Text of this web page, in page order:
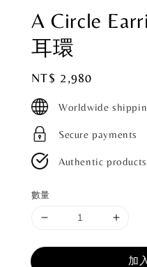
A Circle
耳環
Regular
price
NT$ 2,980
Worldwide
Secure payments
Authentic products
數量
加